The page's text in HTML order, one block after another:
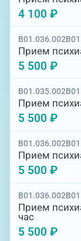
4 100 ₽
B01.036.002
Прием
5 500 ₽
B01.035.002
Прием
5 500 ₽
B01.036.002
Прием
5 500 ₽
B01.036.002
Прием
час
5 500 ₽